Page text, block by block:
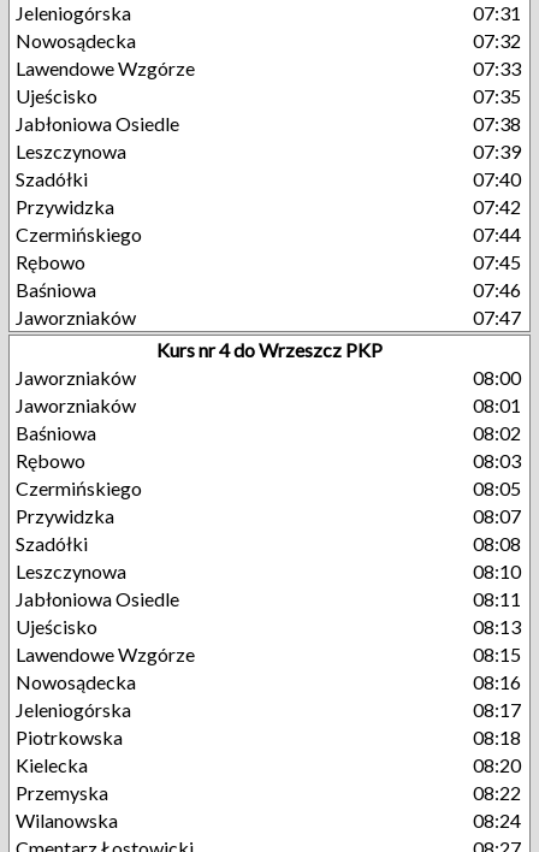
Jeleniogórska
07:31
Nowosądecka
07:32
Lawendowe Wzgórze
07:33
Ujeścisko
07:35
Jabłoniowa Osiedle
07:38
Leszczynowa
07:39
Szadółki
07:40
Przywidzka
07:42
Czermińskiego
07:44
Rębowo
07:45
Baśniowa
07:46
Jaworzniaków
07:47
Kurs nr 4 do Wrzeszcz PKP
Jaworzniaków
08:00
Jaworzniaków
08:01
Baśniowa
08:02
Rębowo
08:03
Czermińskiego
08:05
Przywidzka
08:07
Szadółki
08:08
Leszczynowa
08:10
Jabłoniowa Osiedle
08:11
Ujeścisko
08:13
Lawendowe Wzgórze
08:15
Nowosądecka
08:16
Jeleniogórska
08:17
Piotrkowska
08:18
Kielecka
08:20
Przemyska
08:22
Wilanowska
08:24